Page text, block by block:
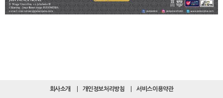
회사소개 개인정보처리방침 서비스이용약관